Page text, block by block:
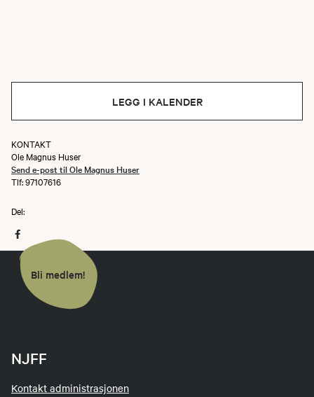
LEGG I KALENDER
KONTAKT
Ole Magnus Huser
Send e-post til Ole Magnus Huser
Tlf: 97107616
Del:
Bli medlem!
NJFF
Kontakt administrasjonen